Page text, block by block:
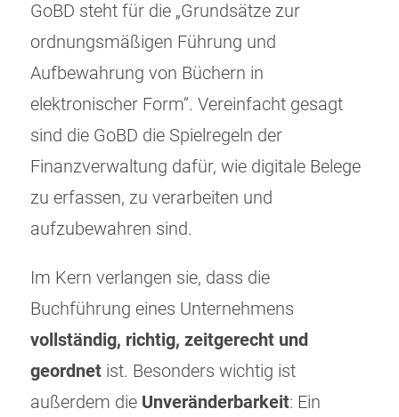
GoBD steht für die „Grundsätze zur
ordnungsmäßigen Führung und
Aufbewahrung von Büchern in
elektronischer Form“. Vereinfacht gesagt
sind die GoBD die Spielregeln der
Finanzverwaltung dafür, wie digitale Belege
zu erfassen, zu verarbeiten und
aufzubewahren sind.
Im Kern verlangen sie, dass die
Buchführung eines Unternehmens
vollständig, richtig, zeitgerecht und
geordnet ist. Besonders wichtig ist
außerdem die Unveränderbarkeit: Ein